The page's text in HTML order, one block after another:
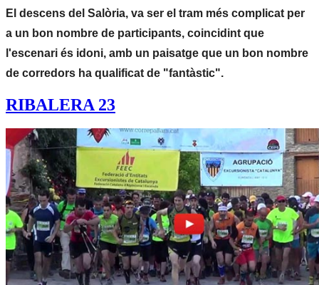
El descens del Salòria, va ser el tram més complicat per
a un bon nombre de participants, coincidint que
l'escenari és idoni, amb un paisatge que un bon nombre
de corredors ha qualificat de "fantàstic".
RIBALERA 23